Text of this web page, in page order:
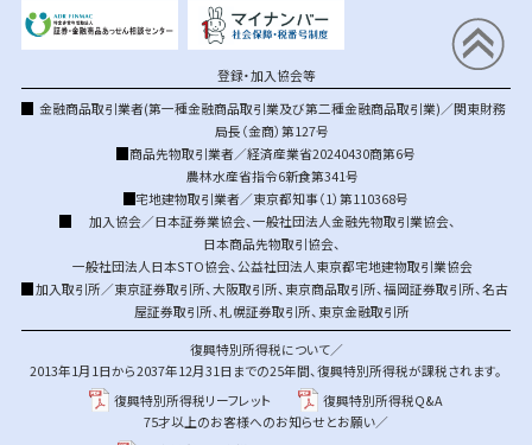
登録・加入協会等
金融商品取引業者(第一種金融商品取引業及び第二種金融商品取引業)／関東財務
局長（金商）第127号
商品先物取引業者／経済産業省20240430商第6号
農林水産省指令6新食第341号
宅地建物取引業者／東京都知事（1）第110368号
加入協会／日本証券業協会、 一般社団法人金融先物取引業協会、
日本商品先物取引協会、
一般社団法人日本STO協会、 公益社団法人東京都宅地建物取引業協会
加入取引所／東京証券取引所、大阪取引所、 東京商品取引所、福岡証券取引所、名古
屋証券取引所、札幌証券取引所、 東京金融取引所
復興特別所得税について／
2013年1月1日から2037年12月31日までの25年間、復興特別所得税が課税されます。
復興特別所得税リーフレット
復興特別所得税Q&A
75才以上のお客様へのお知らせとお願い／